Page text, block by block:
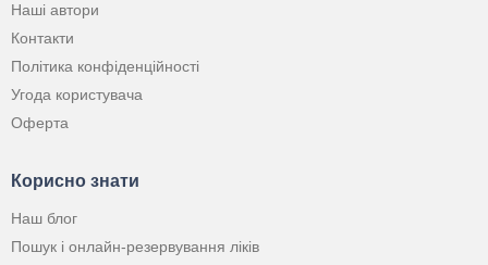
Наші автори
Контакти
Політика конфіденційності
Угода користувача
Оферта
Корисно знати
Наш блог
Пошук і онлайн-резервування ліків